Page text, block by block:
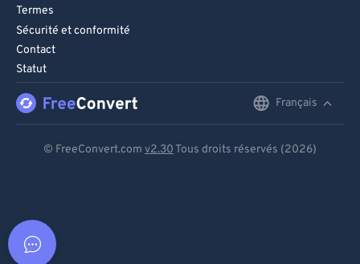
Termes
Sécurité et conformité
Contact
Statut
Français
© FreeConvert.com v2.30 Tous droits réservés (2026)